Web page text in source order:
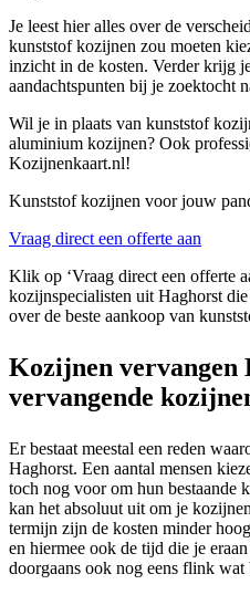
Je leest hier alles over de
kunststof kozijnen zou moeten
inzicht in de kosten. Verder krijg
aandachtspunten bij je zoektocht
Wil je in plaats van kunststof
aluminium kozijnen? Ook
Kozijnenkaart.nl!
Kunststof kozijnen voor jouw
Vraag direct een offerte aan
Klik op ‘Vraag direct een offerte
kozijnspecialisten uit Haghorst
over de beste aankoop van
Kozijnen vervangen
vervangende
Er bestaat meestal een reden
Haghorst. Een aantal mensen
toch nog voor om hun bestaande
kan het absoluut uit om je
termijn zijn de kosten minder
en hiermee ook de tijd die je
doorgaans ook nog eens flink wat